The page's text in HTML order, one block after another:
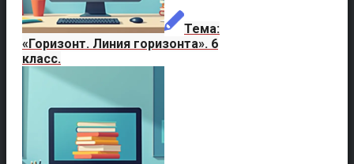
Тема:
«Горизонт. Линия горизонта». 6
класс.